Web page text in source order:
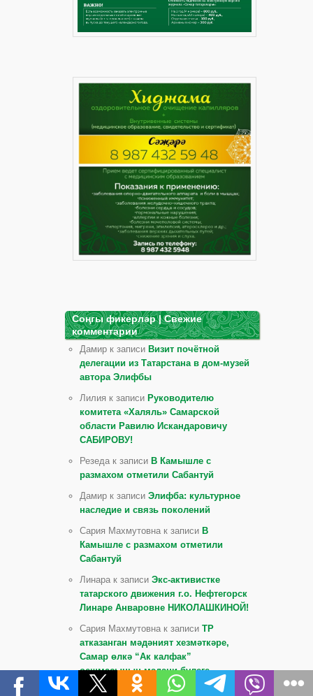
Соңгы фикерләр | Свежие
комментарии
Дамир к записи Визит почётной
делегации из Татарстана в дом-музей
автора Элифбы
Лилия к записи Руководителю
комитета «Халяль» Самарской
области Равилю Искандаровичу
САБИРОВУ!
Резеда к записи В Камышле с
размахом отметили Сабантуй
Дамир к записи Элифба: культурное
наследие и связь поколений
Сария Махмутовна к записи В
Камышле с размахом отметили
Сабантуй
Линара к записи Экс-активистке
татарского движения г.о. Нефтегорск
Линаре Анваровне НИКОЛАШКИНОЙ!
Сария Махмутовна к записи ТР
атказанган мәдәният хезмәткәре,
Самар өлкә “Ак калфак”
оешмасының мәдәни бүлеге
җитәкчесе, “Ялкынлы яшьлек” җыр,